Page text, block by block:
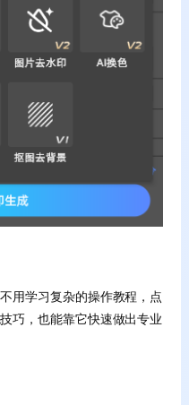
用学习复杂的操作教程，点
巧，也能靠它快速做出专业